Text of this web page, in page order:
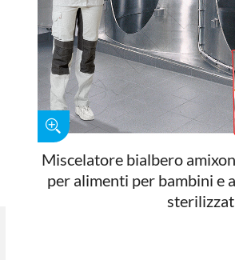
Miscelatore bialbero
per alimenti per bambini e